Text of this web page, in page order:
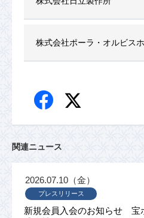
株式会社ポーラ・オルビス
関連ニュース
新規会員入会のお知らせ 宝
プレスリリース
2026.07.10（金）